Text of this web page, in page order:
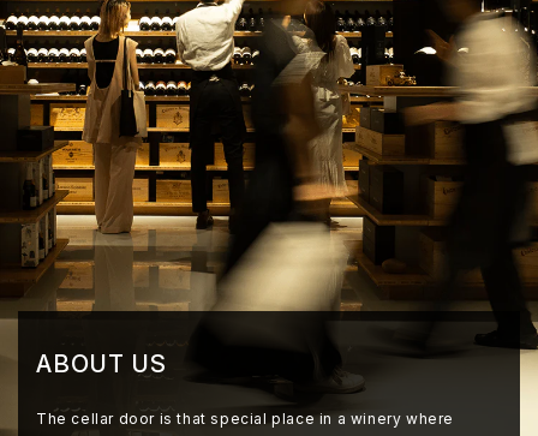
ABOUT US
The cellar door is that special place in a winery where